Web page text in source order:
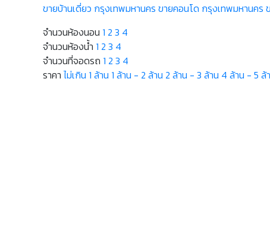
ขายบ้านเดี่ยว กรุงเทพมหานคร ขายคอนโด กรุงเทพมหานคร
จำนวนห้องนอน 1 2 3 4
จำนวนห้องน้ำ 1 2 3 4
จำนวนที่จอดรถ 1 2 3 4
ราคา ไม่เกิน 1 ล้าน 1 ล้าน - 2 ล้าน 2 ล้าน - 3 ล้าน 4 ล้าน - 5 ล้